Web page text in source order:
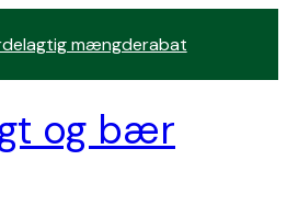
mængderabat
og bær